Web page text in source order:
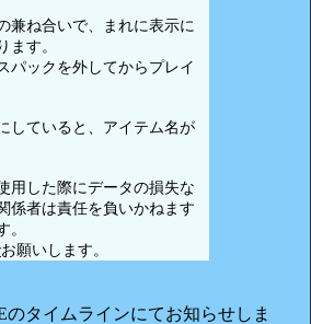
兼ね合いで、まれに表示に
ます。
パックを外してからプレイ
していると、アイテム名が
用した際にデータの損失な
係者は責任を負いかねます
。
お願いします。
タイムラインにてお知らせしま